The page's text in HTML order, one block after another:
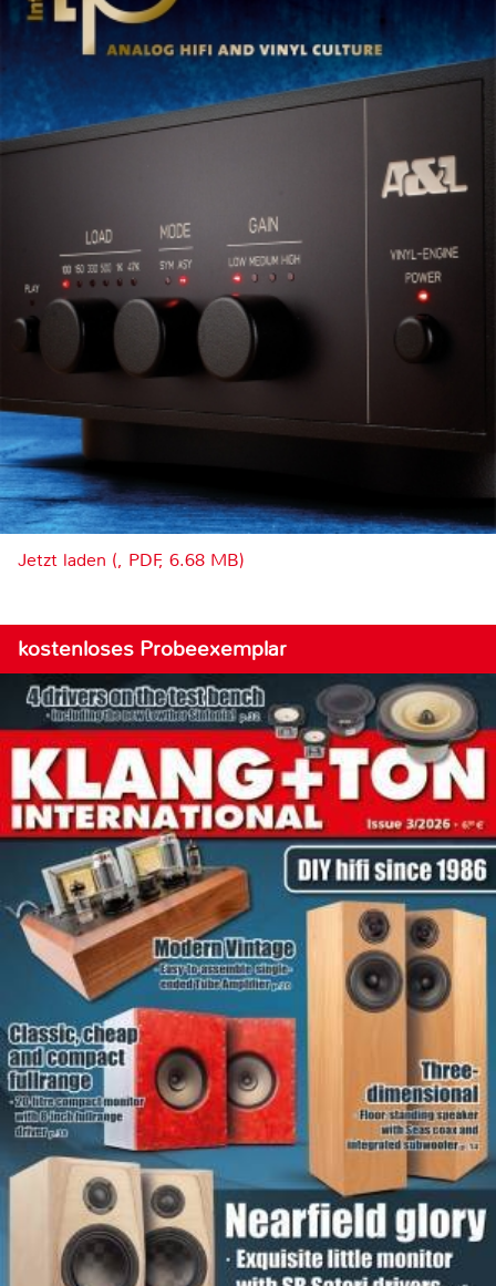
Jetzt laden (, PDF, 6.68 MB)
kostenloses Probeexemplar